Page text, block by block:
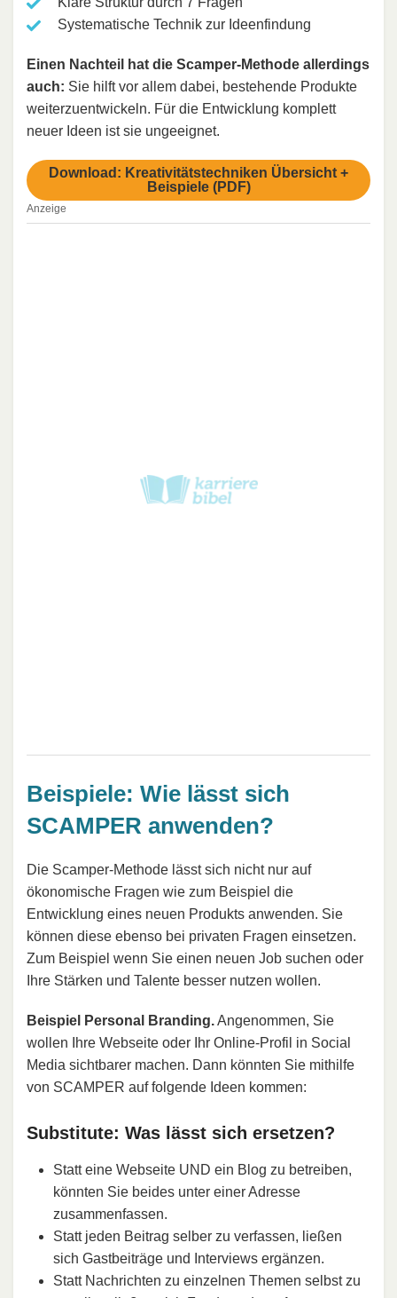
Systematische Technik zur Ideenfindung
Einen Nachteil hat die Scamper-Methode allerdings
auch: Sie hilft vor allem dabei, bestehende Produkte
weiterzuentwickeln. Für die Entwicklung komplett
neuer Ideen ist sie ungeeignet.
Download: Kreativitätstechniken Übersicht +
Beispiele (PDF)
Anzeige
Beispiele: Wie lässt sich
SCAMPER anwenden?
Die Scamper-Methode lässt sich nicht nur auf
ökonomische Fragen wie zum Beispiel die
Entwicklung eines neuen Produkts anwenden. Sie
können diese ebenso bei privaten Fragen einsetzen.
Zum Beispiel wenn Sie einen neuen Job suchen oder
Ihre Stärken und Talente besser nutzen wollen.
Beispiel Personal Branding.Angenommen, Sie
wollen Ihre Webseite oder Ihr Online-Profil in Social
Media sichtbarer machen. Dann könnten Sie mithilfe
von SCAMPER auf folgende Ideen kommen:
Substitute: Was lässt sich ersetzen?
Statt eine Webseite UND ein Blog zu betreiben,
könnten Sie beides unter einer Adresse
zusammenfassen.
Statt jeden Beitrag selber zu verfassen, ließen
sich Gastbeiträge und Interviews ergänzen.
Statt Nachrichten zu einzelnen Themen selbst zu